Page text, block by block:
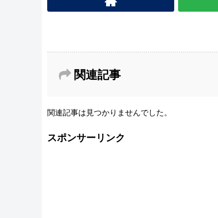
関連記事
関連記事は見つかりませんでした。
スポンサーリンク